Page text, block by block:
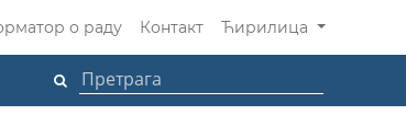
о раду Контакт Ћирилица